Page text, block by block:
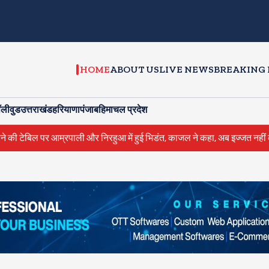
HOMEABOUT USLIVE NEWSBREAKING
उत्तराखंडहरियाणापंजाबहिमाचल प्रदेश
और निरहुआ में हुई भिडंत, काजल ने कहा, अब इज्जत नहीं करूंगी राहुल